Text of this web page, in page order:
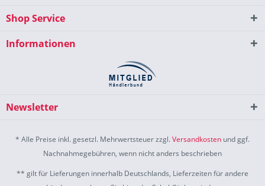
Shop Service
Informationen
Newsletter
* Alle Preise inkl. gesetzl. Mehrwertsteuer zzgl.Versandkosten und ggf.
Nachnahmegebühren, wenn nicht anders beschrieben
** gilt für Lieferungen innerhalb Deutschlands, Lieferzeiten für andere